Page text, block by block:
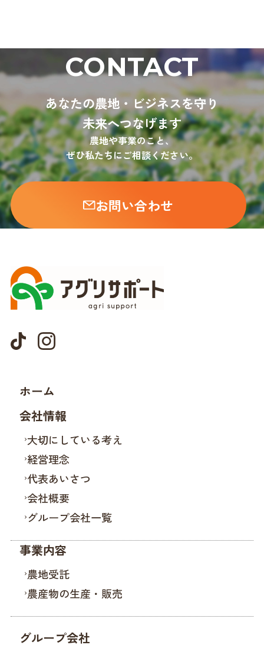
CONTACT
あなたの農地・ビジネスを守り
未来へつなげます
農地や事業のこと、
ぜひ私たちにご相談ください。
お問い合わせ
ホーム
会社情報
大切にしている考え
経営理念
代表あいさつ
会社概要
グループ会社一覧
事業内容
農地受託
農産物の生産・販売
グループ会社